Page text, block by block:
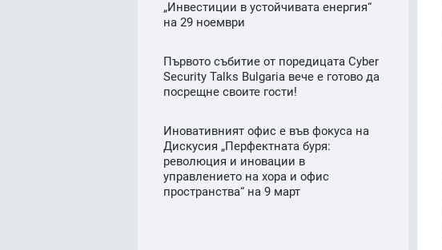
„Инвестиции в устойчивата енергия“
на 29 ноември
Първото събитие от поредицата Cyber
Security Talks Bulgaria вече е готово да
посрещне своите гости!
Иновативният офис е във фокуса на
Дискусия „Перфектната буря:
революция и иновации в
управлението на хора и офис
пространства“ на 9 март